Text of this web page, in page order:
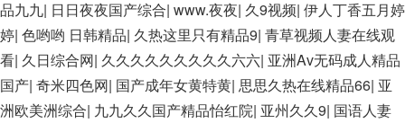
区三区 日韩精品亚洲偷拍 亚洲无码高清日韩欧美一区 国产精品
久久久久久美女小逼 欧美一级特黄在线夜 在线日韩欧美色网站
综合网 综合激情小说一区 亚洲AV日韩在线观看 91手机在线亚
洲一二区 午夜影院免费观看黄色小电影 91欧美成人网站在线 欧
品九九| 日日夜夜国产综合| www.夜夜| 久9视频| 伊人丁香五月婷
婷| 色哟哟 日韩精品| 久热这里只有精品9| 青草视频人妻在线观
看| 久日综合网| 久久久久久久久久久六六| 亚洲Av无码成人精品
国产| 奇米四色网| 国产成年女黄特黄| 思思久热在线精品66| 亚
洲欧美洲综合| 九九久久国产精品怡红院| 亚州久久9| 国语人妻